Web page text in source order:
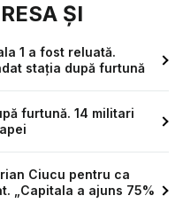
ȘI
1 a fost reluată.
stația după furtună
furtună. 14 militari
Ciucu pentru ca
„Capitala a ajuns 75%